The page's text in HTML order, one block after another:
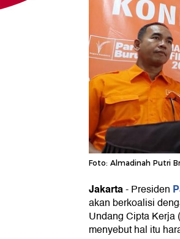
Foto: Almadinah Putri
Jakarta-Presiden
akan berkoalisi
Undang Cipta Kerja
menyebut hal itu